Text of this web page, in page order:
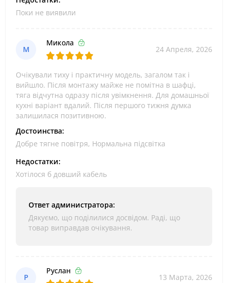
Поки не виявили
М
Микола
24 Апреля, 2026
Очікували тиху і практичну модель, загалом так і
вийшло. Після монтажу майже не помітна в шафці,
тяга відчутна одразу після увімкнення. Для домашньої
кухні варіант вдалий. Після першого тижня думка
залишилася позитивною.
Достоинства:
Добре тягне повітря, Нормальна підсвітка
Недостатки:
Хотілося б довший кабель
Ответ администратора:
Дякуємо, що поділилися досвідом. Раді, що
товар виправдав очікування.
Р
Руслан
13 Марта, 2026